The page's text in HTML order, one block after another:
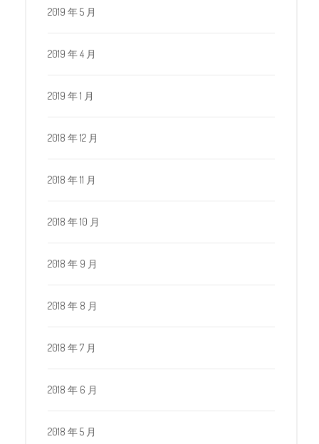
2019 年 5 月
2019 年 4 月
2019 年 1 月
2018 年 12 月
2018 年 11 月
2018 年 10 月
2018 年 9 月
2018 年 8 月
2018 年 7 月
2018 年 6 月
2018 年 5 月